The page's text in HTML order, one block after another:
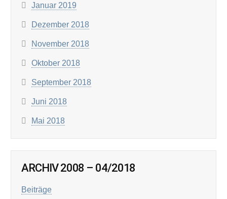
Januar 2019
Dezember 2018
November 2018
Oktober 2018
September 2018
Juni 2018
Mai 2018
ARCHIV 2008 – 04/2018
Beiträge